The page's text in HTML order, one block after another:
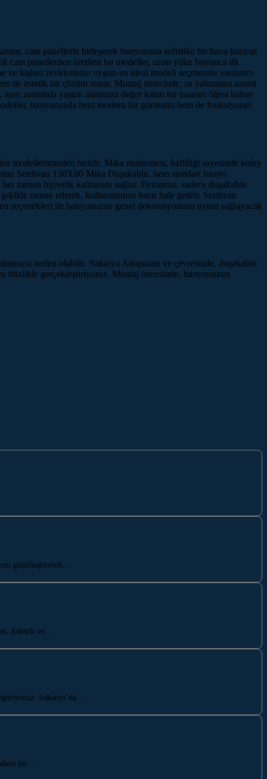
cam panellerle birleşerek banyonuza sofistike bir hava katıyor.
cam panellerden üretilen bu modeller, uzun yıllar boyunca ilk
ve kişisel zevklerinize uygun en ideal modeli seçmenize yardımcı
de estetik bir çözüm sunar. Montaj sürecinde, su yalıtımına azami
zamanda yaşam alanınıza değer katan bir tasarım öğesi haline
banyonuzda hem modern bir görünüm hem de fonksiyonel
modellerimizden biridir. Mika malzemesi, hafifliği sayesinde kolay
Serdivan 130X80 Mika Duşakabin, hem standart banyo
zaman hijyenik kalmasını sağlar. Firmamız, sadece duşakabin
monte ederek, kullanımınıza hazır hale getirir. Serdivan
seçenekleri ile banyonuzun genel dekorasyonuna uyum sağlayacak
neden olabilir. Sakarya Adapazarı ve çevresinde, duşakabin
titizlikle gerçekleştiriyoruz. Montaj öncesinde, banyonuzun
güzelleştirecek…
Estetik ve…
Sakarya’da…
bir…